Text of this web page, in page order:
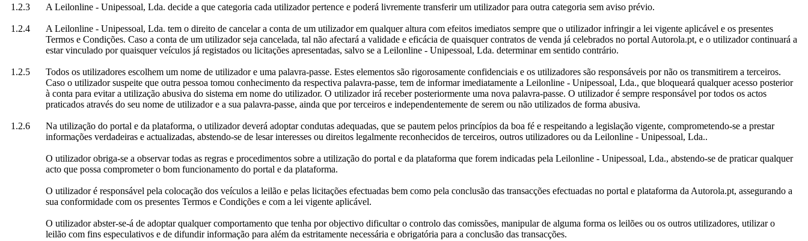
1.2.3 A Leilonline - Unipessoal, Lda. decide a que categoria cada utilizador pertence e poderá livremente transferir um utilizador para outra categoria sem aviso prévio.
1.2.4
A Leilonline - Unipessoal, Lda. tem o direito de cancelar a conta de um utilizador em qualquer altura com efeitos imediatos sempre que o utilizador infringir a lei vigente aplicável e os presentes
Termos e Condições. Caso a conta de um utilizador seja cancelada, tal não afectará a validade e eficácia de quaisquer contratos de venda já celebrados no portal Autorola.pt, e o utilizador continuará a
estar vinculado por quaisquer veículos já registados ou licitações apresentadas, salvo se a Leilonline - Unipessoal, Lda. determinar em sentido contrário.
1.2.5
Todos os utilizadores escolhem um nome de utilizador e uma palavra-passe. Estes elementos são rigorosamente confidenciais e os utilizadores são responsáveis por não os transmitirem a terceiros.
Caso o utilizador suspeite que outra pessoa tomou conhecimento da respectiva palavra-passe, tem de informar imediatamente a Leilonline - Unipessoal, Lda., que bloqueará qualquer acesso posterior
à conta para evitar a utilização abusiva do sistema em nome do utilizador. O utilizador irá receber posteriormente uma nova palavra-passe. O utilizador é sempre responsável por todos os actos
praticados através do seu nome de utilizador e a sua palavra-passe, ainda que por terceiros e independentemente de serem ou não utilizados de forma abusiva.
1.2.6
Na utilização do portal e da plataforma, o utilizador deverá adoptar condutas adequadas, que se pautem pelos princípios da boa fé e respeitando a legislação vigente, comprometendo-se a prestar
informações verdadeiras e actualizadas, abstendo-se de lesar interesses ou direitos legalmente reconhecidos de terceiros, outros utilizadores ou da Leilonline - Unipessoal, Lda..
O utilizador obriga-se a observar todas as regras e procedimentos sobre a utilização do portal e da plataforma que forem indicadas pela Leilonline - Unipessoal, Lda., abstendo-se de praticar qualquer
acto que possa comprometer o bom funcionamento do portal e da plataforma.
O utilizador é responsável pela colocação dos veículos a leilão e pelas licitações efectuadas bem como pela conclusão das transacções efectuadas no portal e plataforma da Autorola.pt, assegurando a
sua conformidade com os presentes Termos e Condições e com a lei vigente aplicável.
O utilizador abster-se-á de adoptar qualquer comportamento que tenha por objectivo dificultar o controlo das comissões, manipular de alguma forma os leilões ou os outros utilizadores, utilizar o
leilão com fins especulativos e de difundir informação para além da estritamente necessária e obrigatória para a conclusão das transacções.